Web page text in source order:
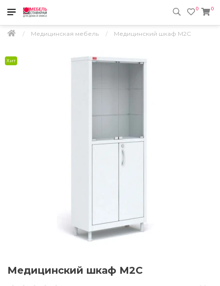
0
0
Медицинская мебель Медицинский шкаф M2С
Хит
Медицинский шкаф M2С